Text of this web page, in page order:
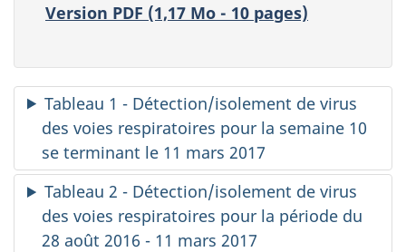
Version PDF (1,17 Mo - 10 pages)
Tableau 1 - Détection/isolement de virus
des voies respiratoires pour la semaine 10
se terminant le 11 mars 2017
Tableau 2 - Détection/isolement de virus
des voies respiratoires pour la période du
28 août 2016 - 11 mars 2017